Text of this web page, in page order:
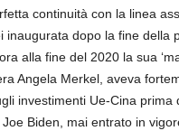
continuità con la linea
inaugurata dopo la fine della
alla fine del 2020 la sua
Angela Merkel, aveva
investimenti Ue-Cina prima
Biden, mai entrato in